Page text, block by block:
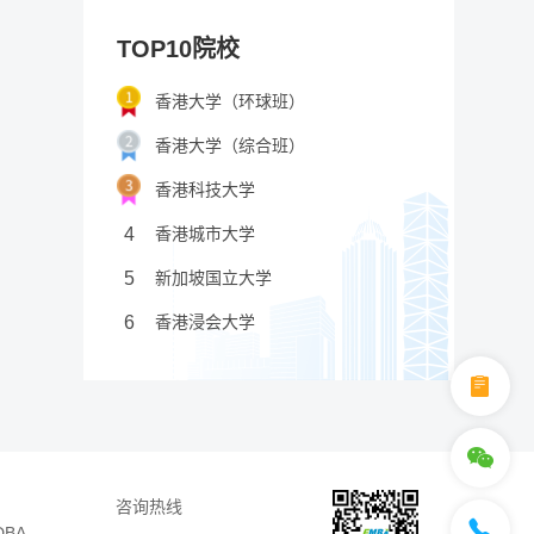
TOP10院校
香港大学（环球班）
香港大学（综合班）
香港科技大学
4 香港城市大学
5 新加坡国立大学
6 香港浸会大学
咨询热线